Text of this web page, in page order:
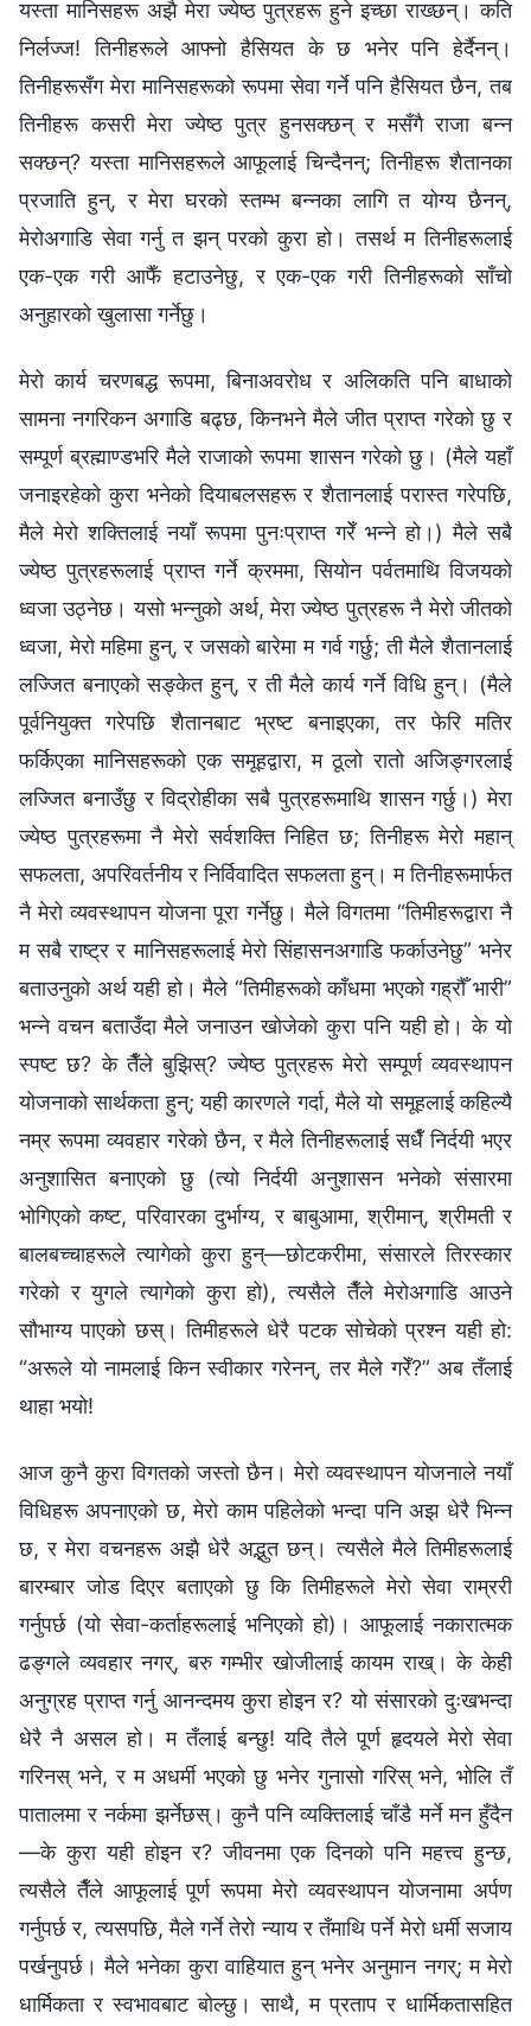
यस्ता मानिसहरू अझै मेरा ज्येष्ठ पुत्रहरू हुने इच्छा राख्छन्। कति
निर्लज्ज! तिनीहरूले आफ्नो हैसियत के छ भनेर पनि हेर्दैनन्।
तिनीहरूसँग मेरा मानिसहरूको रूपमा सेवा गर्ने पनि हैसियत छैन, तब
तिनीहरू कसरी मेरा ज्येष्ठ पुत्र हुनसक्छन् र मसँगै राजा बन्न
सक्छन्? यस्ता मानिसहरूले आफूलाई चिन्दैनन्; तिनीहरू शैतानका
प्रजाति हुन्, र मेरा घरको स्तम्भ बन्नका लागि त योग्य छैनन्,
मेरोअगाडि सेवा गर्नु त झन् परको कुरा हो। तसर्थ म तिनीहरूलाई
एक-एक गरी आफैँ हटाउनेछु, र एक-एक गरी तिनीहरूको साँचो
अनुहारको खुलासा गर्नेछु।
मेरो कार्य चरणबद्ध रूपमा, बिनाअवरोध र अलिकति पनि बाधाको
सामना नगरिकन अगाडि बढ्छ, किनभने मैले जीत प्राप्त गरेको छु र
सम्पूर्ण ब्रह्माण्डभरि मैले राजाको रूपमा शासन गरेको छु। (मैले यहाँ
जनाइरहेको कुरा भनेको दियाबलसहरू र शैतानलाई परास्त गरेपछि,
मैले मेरो शक्तिलाई नयाँ रूपमा पुनःप्राप्त गरेँ भन्‍ने हो।) मैले सबै
ज्येष्ठ पुत्रहरूलाई प्राप्त गर्ने क्रममा, सियोन पर्वतमाथि विजयको
ध्वजा उठ्नेछ। यसो भन्नुको अर्थ, मेरा ज्येष्ठ पुत्रहरू नै मेरो जीतको
ध्वजा, मेरो महिमा हुन्, र जसको बारेमा म गर्व गर्छु; ती मैले शैतानलाई
लज्जित बनाएको सङ्केत हुन्, र ती मैले कार्य गर्ने विधि हुन्। (मैले
पूर्वनियुक्त गरेपछि शैतानबाट भ्रष्ट बनाइएका, तर फेरि मतिर
फर्किएका मानिसहरूको एक समूहद्वारा, म ठूलो रातो अजिङ्गरलाई
लज्जित बनाउँछु र विद्रोहीका सबै पुत्रहरूमाथि शासन गर्छु।) मेरा
ज्येष्ठ पुत्रहरूमा नै मेरो सर्वशक्ति निहित छ; तिनीहरू मेरो महान्
सफलता, अपरिवर्तनीय र निर्विवादित सफलता हुन्। म तिनीहरूमार्फत
नै मेरो व्यवस्थापन योजना पूरा गर्नेछु। मैले विगतमा “तिमीहरूद्वारा नै
म सबै राष्ट्र र मानिसहरूलाई मेरो सिंहासनअगाडि फर्काउनेछु” भनेर
बताउनुको अर्थ यही हो। मैले “तिमीहरूको काँधमा भएको गह्रौँ भारी”
भन्‍ने वचन बताउँदा मैले जनाउन खोजेको कुरा पनि यही हो। के यो
स्पष्ट छ? के तैँले बुझिस्? ज्येष्ठ पुत्रहरू मेरो सम्पूर्ण व्यवस्थापन
योजनाको सार्थकता हुन्; यही कारणले गर्दा, मैले यो समूहलाई कहिल्यै
नम्र रूपमा व्यवहार गरेको छैन, र मैले तिनीहरूलाई सधैँ निर्दयी भएर
अनुशासित बनाएको छु (त्यो निर्दयी अनुशासन भनेको संसारमा
भोगिएको कष्ट, परिवारका दुर्भाग्य, र बाबुआमा, श्रीमान्, श्रीमती र
बालबच्चाहरूले त्यागेको कुरा हुन्—छोटकरीमा, संसारले तिरस्कार
गरेको र युगले त्यागेको कुरा हो), त्यसैले तैँले मेरोअगाडि आउने
सौभाग्य पाएको छस्। तिमीहरूले धेरै पटक सोचेको प्रश्‍न यही हो:
“अरूले यो नामलाई किन स्वीकार गरेनन्, तर मैले गरेँ?” अब तँलाई
थाहा भयो!
आज कुनै कुरा विगतको जस्तो छैन। मेरो व्यवस्थापन योजनाले नयाँ
विधिहरू अपनाएको छ, मेरो काम पहिलेको भन्दा पनि अझ धेरै भिन्न
छ, र मेरा वचनहरू अझै धेरै अद्भुत छन्। त्यसैले मैले तिमीहरूलाई
बारम्बार जोड दिएर बताएको छु कि तिमीहरूले मेरो सेवा राम्ररी
गर्नुपर्छ (यो सेवा-कर्ताहरूलाई भनिएको हो)। आफूलाई नकारात्मक
ढङ्गले व्यवहार नगर्, बरु गम्भीर खोजीलाई कायम राख्। के केही
अनुग्रह प्राप्त गर्नु आनन्दमय कुरा होइन र? यो संसारको दुःखभन्दा
धेरै नै असल हो। म तँलाई बन्छु! यदि तैले पूर्ण हृदयले मेरो सेवा
गरिनस् भने, र म अधर्मी भएको छु भनेर गुनासो गरिस् भने, भोलि तँ
पातालमा र नर्कमा झर्नेछस्। कुनै पनि व्यक्तिलाई चाँडै मर्ने मन हुँदैन
—के कुरा यही होइन र? जीवनमा एक दिनको पनि महत्त्व हुन्छ,
त्यसैले तैँले आफूलाई पूर्ण रूपमा मेरो व्यवस्थापन योजनामा अर्पण
गर्नुपर्छ र, त्यसपछि, मैले गर्ने तेरो न्याय र तँमाथि पर्ने मेरो धर्मी सजाय
पर्खनुपर्छ। मैले भनेका कुरा वाहियात हुन् भनेर अनुमान नगर्; म मेरो
धार्मिकता र स्वभावबाट बोल्छु। साथै, म प्रताप र धार्मिकतासहित